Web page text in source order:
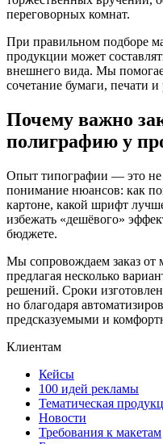
переговорных комнат.
При правильном подборе
продукции может
внешнего вида. Мы
сочетание бумаги, печати
Почему важно
полиграфию у
Опыт типографии — это не
понимание нюансов: как
картоне, какой шрифт
избежать «дешёвого»
бюджете.
Мы сопровождаем заказ от
предлагая несколько
решений. Сроки
но благодаря
предсказуемыми и
Клиентам
Кейсы
100 идей рекламы
Тематическая
Новости
Требования к макетам